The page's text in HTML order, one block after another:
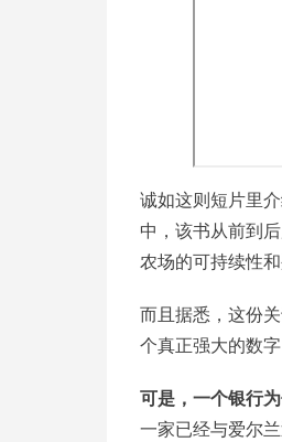
诚如这则短片里
中，该书从前到
农场的可持续性和
而且据悉，这份
个真正强大的数
可是，一个银行
一家已经与爱尔